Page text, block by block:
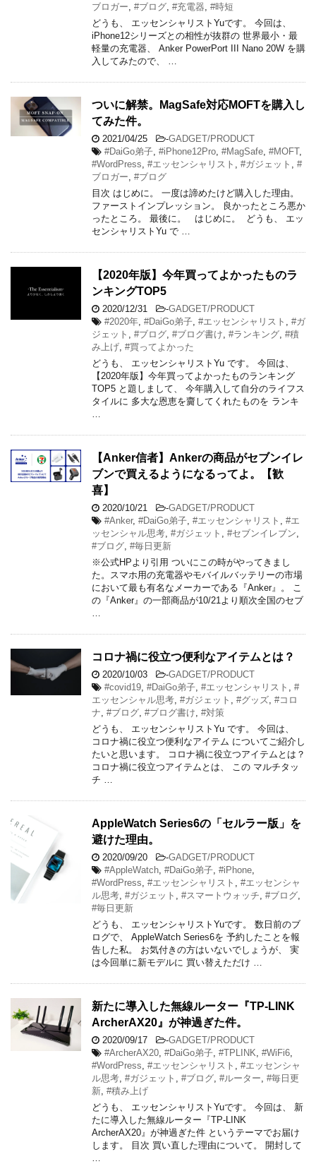
ブロガー #ブログ #充電器 #時短
どうも、 エッセンシャリストYuです。 今回は、
iPhone12シリーズとの相性が抜群の 世界最小・最
軽量の充電器、 Anker PowerPort III Nano 20W を購
入してみたので、 …
ついに解禁。MagSafe対応MOFTを購入し
てみた件。
2021/04/25 -GADGET/PRODUCT
#DaiGo弟子 #iPhone12Pro #MagSafe #MOFT,
#WordPress #エッセンシャリスト #ガジェット
#
ブロガー #ブログ
目次 はじめに。 一度は諦めたけど購入した理由。
ファーストインプレッション。 良かったところ悪か
ったところ。 最後に。 ​​ ​​ はじめに。 ​​ ​​どうも、 ​​エッ
センシャリストYu ​​で …
【2020年版】今年買ってよかったものラ
ンキングTOP5
2020/12/31 -GADGET/PRODUCT
#2020年 #DaiGo弟子 #エッセンシャリスト
#ガ
ジェット
#ブログ #ブログ書け #ランキング #積
み上げ #買ってよかった
どうも、 エッセンシャリストYu です。 今回は、
【2020年版】今年買ってよかったものランキング
TOP5 と題しまして、 今年購入して自分のライフス
タイルに 多大な恩恵を齎してくれたものを ランキ
【Anker信者】Ankerの商品がセブンイレ
ブンで買えるようになるってよ。【歓
喜】
2020/10/21 -GADGET/PRODUCT
#Anker, #DaiGo弟子 #エッセンシャリスト
#エ
ッセンシャル思考 #ガジェット #セブンイレブン
#ブログ #毎日更新
※公式HPより引用 ついにこの時がやってきまし
た。スマホ用の充電器やモバイルバッテリーの市場
において最も有名なメーカーである『Anker』。 こ
の『Anker』の一部商品が10/21より順次全国のセブ
コロナ禍に役立つ便利なアイテムとは？
2020/10/03 -GADGET/PRODUCT
#covid19 #DaiGo弟子 #エッセンシャリスト
#
エッセンシャル思考 #ガジェット #グッズ #コロ
ナ #ブログ #ブログ書け #対策
どうも、 エッセンシャリストYu です。 今回は、
コロナ禍に役立つ便利なアイテム についてご紹介し
たいと思います。 コロナ禍に役立つアイテムとは？
コロナ禍に役立つアイテムとは、 この マルチタッ
チ …
AppleWatch Series6の「セルラー版」を
避けた理由。
2020/09/20 -GADGET/PRODUCT
#AppleWatch #DaiGo弟子 #iPhone
#WordPress #エッセンシャリスト
#エッセンシャ
ル思考 #ガジェット #スマートウォッチ #ブログ
#毎日更新
どうも、 エッセンシャリストYuです。 数日前のブ
ログで、 AppleWatch Series6を 予約したことを報
告した私。 お気付きの方はいないでしょうが、 実
は今回単に新モデルに 買い替えただけ …
新たに導入した無線ルーター『TP-LINK
ArcherAX20』が神過ぎた件。
2020/09/17 -GADGET/PRODUCT
#ArcherAX20 #DaiGo弟子 #TPLINK #WiFi6
#WordPress #エッセンシャリスト
#エッセンシャ
ル思考 #ガジェット #ブログ #ルーター #毎日更
新 #積み上げ
どうも、 エッセンシャリストYuです。 今回は、 新
たに導入した無線ルーター『TP-LINK
ArcherAX20』が神過ぎた件 というテーマでお届け
します。 目次 買い直した理由について。 開封して